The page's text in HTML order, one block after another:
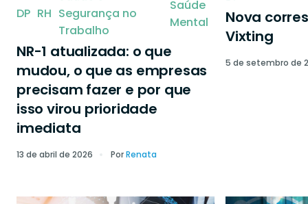
DP RH Segurança no
Trabalho
Saúde
Mental
NR-1 atualizada: o que
mudou, o que as empresas
precisam fazer e por que
isso virou prioridade
imediata
13 de abril de 2026 PorRenata
Nova
Vixting
5 de setembro de